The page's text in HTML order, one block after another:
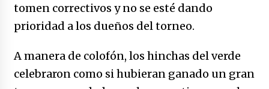
tomen correctivos y no se esté dando
prioridad a los dueños del torneo.
A manera de colofón, los hinchas del verde
celebraron como si hubieran ganado un gran